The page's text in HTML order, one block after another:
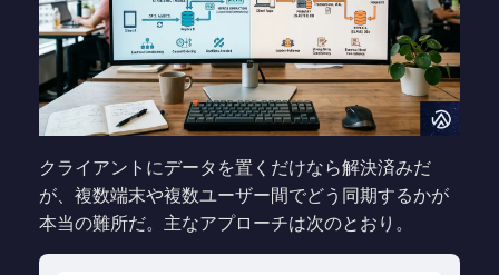
クライアントにデータを置くだけなら解決済みだ
が、複数端末や複数ユーザー間でどう同期するかが
本当の難所だ。主なアプローチは次のとおり。